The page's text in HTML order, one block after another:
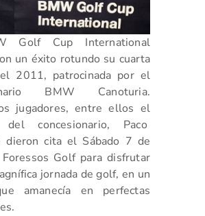
Golf Cup International
un éxito rotundo su cuarta
2011, patrocinada por el
BMW Canoturia.
jugadores, entre ellos el
del concesionario, Paco
dieron cita el Sábado 7 de
Golf para disfrutar
jornada de golf, en un
amanecía en perfectas